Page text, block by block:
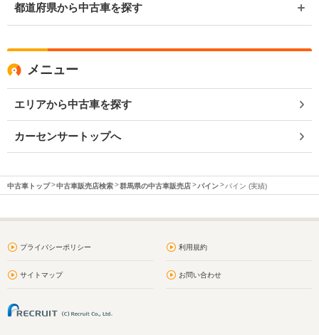
都道府県から中古車を探す
メニュー
エリアから中古車を探す
カーセンサートップへ
中古車トップ 中古車販売店検索 群馬県の中古車販売店 パイン パイン (実績)
プライバシーポリシー 利用規約
サイトマップ お問い合わせ